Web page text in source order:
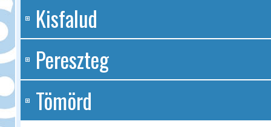
Kisfalud
Pereszteg
Tömörd